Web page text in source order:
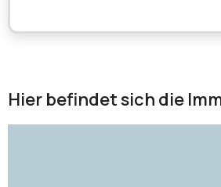
Hier befindet sich die